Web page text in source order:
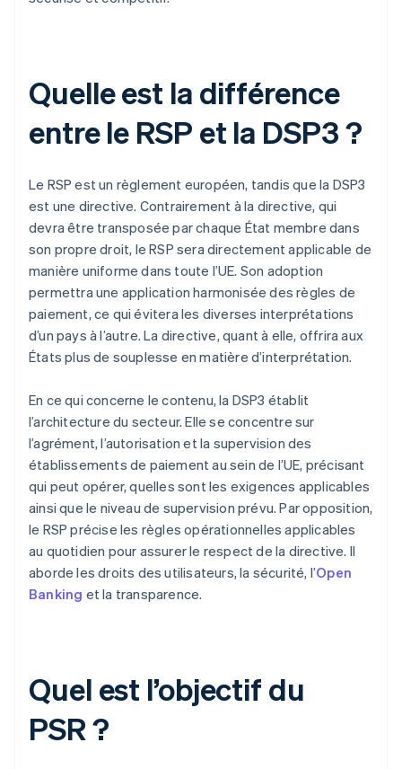
Quelle est la différence
entre le RSP et la DSP3 ?
Le RSP est un règlement européen, tandis que la DSP3
est une directive. Contrairement à la directive, qui
devra être transposée par chaque État membre dans
son propre droit, le RSP sera directement applicable de
manière uniforme dans toute l’UE. Son adoption
permettra une application harmonisée des règles de
paiement, ce qui évitera les diverses interprétations
d’un pays à l’autre. La directive, quant à elle, offrira aux
États plus de souplesse en matière d’interprétation.
En ce qui concerne le contenu, la DSP3 établit
l’architecture du secteur. Elle se concentre sur
l’agrément, l’autorisation et la supervision des
établissements de paiement au sein de l’UE, précisant
qui peut opérer, quelles sont les exigences applicables
ainsi que le niveau de supervision prévu. Par opposition,
le RSP précise les règles opérationnelles applicables
au quotidien pour assurer le respect de la directive. Il
aborde les droits des utilisateurs, la sécurité, l’Open
Banking et la transparence.
Quel est l’objectif du
PSR ?